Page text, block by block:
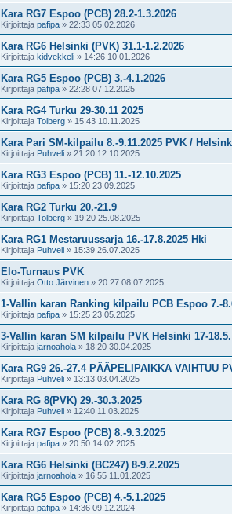
Kara RG7 Espoo (PCB) 28.2-1.3.2026
Kirjoittaja pafipa » 22:33 05.02.2026
Kara RG6 Helsinki (PVK) 31.1-1.2.2026
Kirjoittaja kidvekkeli » 14:26 10.01.2026
Kara RG5 Espoo (PCB) 3.-4.1.2026
Kirjoittaja pafipa » 22:28 07.12.2025
Kara RG4 Turku 29-30.11 2025
Kirjoittaja Tolberg » 15:43 10.11.2025
Kara Pari SM-kilpailu 8.-9.11.2025 PVK /
Kirjoittaja Puhveli » 21:20 12.10.2025
Kara RG3 Espoo (PCB) 11.-12.10.2025
Kirjoittaja pafipa » 15:20 23.09.2025
Kara RG2 Turku 20.-21.9
Kirjoittaja Tolberg » 19:20 25.08.2025
Kara RG1 Mestaruussarja 16.-17.8.2025 Hki
Kirjoittaja Puhveli » 15:39 26.07.2025
Elo-Turnaus PVK
Kirjoittaja Otto Järvinen » 20:27 08.07.2025
1-Vallin karan Ranking kilpailu PCB Espoo 7.-
Kirjoittaja pafipa » 15:25 23.05.2025
3-Vallin karan SM kilpailu PVK Helsinki 17-18.5.
Kirjoittaja jarnoahola » 18:20 30.04.2025
Kara RG9 26.-27.4 PÄÄPELIPAIKKA VAIHTUU
Kirjoittaja Puhveli » 13:13 03.04.2025
Kara RG 8(PVK) 29.-30.3.2025
Kirjoittaja Puhveli » 12:40 11.03.2025
Kara RG7 Espoo (PCB) 8.-9.3.2025
Kirjoittaja pafipa » 20:50 14.02.2025
Kara RG6 Helsinki (BC247) 8-9.2.2025
Kirjoittaja jarnoahola » 16:55 11.01.2025
Kara RG5 Espoo (PCB) 4.-5.1.2025
Kirjoittaja pafipa » 14:36 09.12.2024